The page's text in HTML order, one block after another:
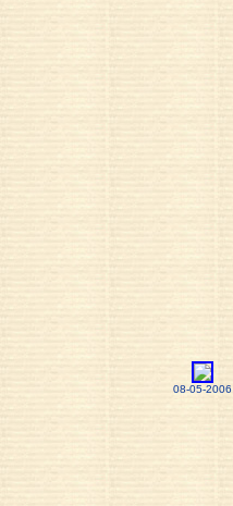
08-05-2006